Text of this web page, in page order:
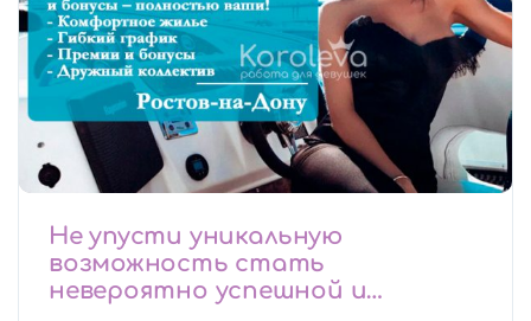
Не упусти уникальную
возможность стать
невероятно успешной и